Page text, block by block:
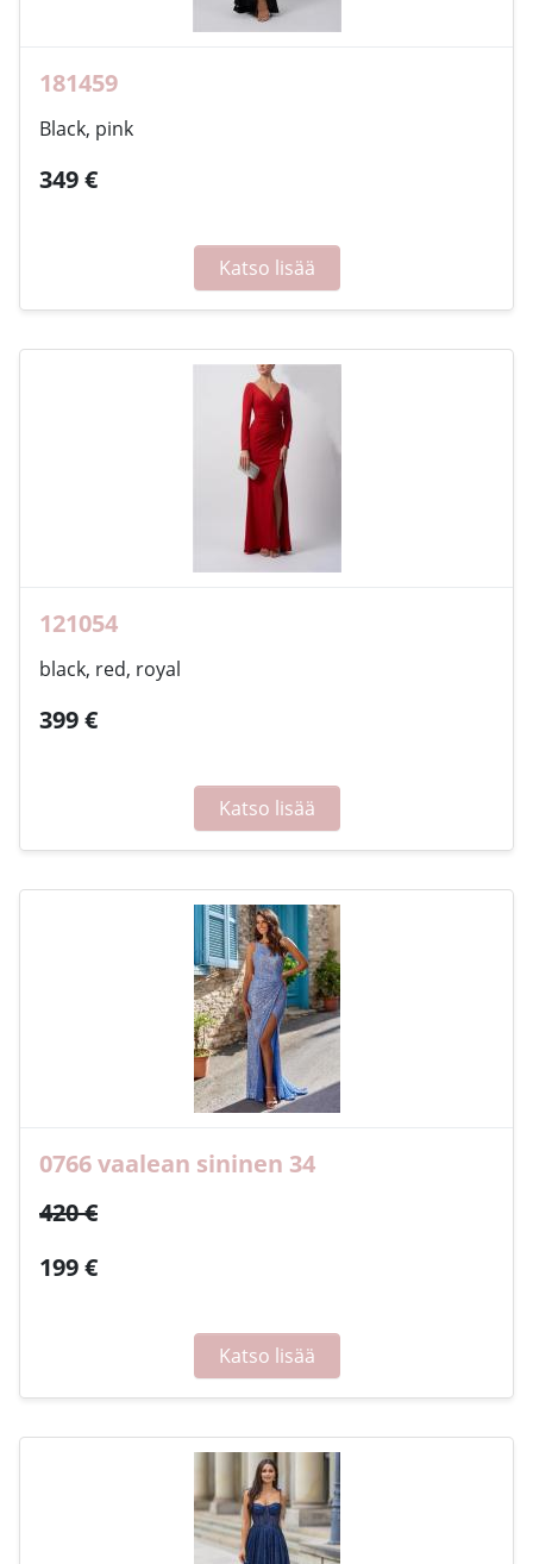
181459
Black, pink
349 €
Katso lisää
121054
black, red, royal
399 €
Katso lisää
0766 vaalean sininen 34
420 €
199 €
Katso lisää